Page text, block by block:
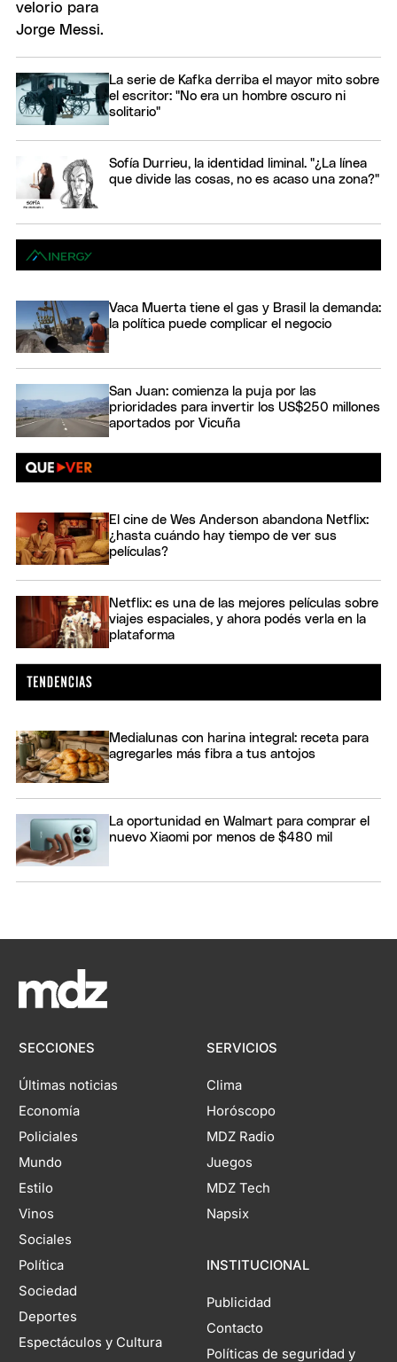
La serie de Kafka derriba el mayor mito sobre
el escritor: "No era un hombre oscuro ni
solitario"
Sofía Durrieu, la identidad liminal. "¿La línea
que divide las cosas, no es acaso una zona?"
Vaca Muerta tiene el gas y Brasil la demanda:
la política puede complicar el negocio
San Juan: comienza la puja por las
prioridades para invertir los US$250 millones
aportados por Vicuña
El cine de Wes Anderson abandona Netflix:
¿hasta cuándo hay tiempo de ver sus
películas?
Netflix: es una de las mejores películas sobre
viajes espaciales, y ahora podés verla en la
plataforma
Medialunas con harina integral: receta para
agregarles más fibra a tus antojos
La oportunidad en Walmart para comprar el
nuevo Xiaomi por menos de $480 mil
SECCIONES
Últimas noticias
Economía
Policiales
Mundo
Estilo
Vinos
Sociales
Política
Sociedad
Deportes
Espectáculos y Cultura
SERVICIOS
Clima
Horóscopo
MDZ Radio
Juegos
MDZ Tech
Napsix
INSTITUCIONAL
Publicidad
Contacto
Políticas de seguridad y